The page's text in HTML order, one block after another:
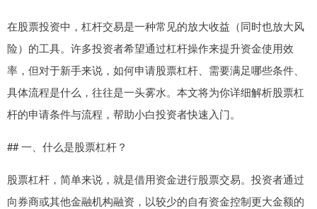
在股票投资中，杠杆交易是一种常见的放大收益（同时也放大风
险）的工具。许多投资者希望通过杠杆操作来提升资金使用效
率，但对于新手来说，如何申请股票杠杆、需要满足哪些条件、
具体流程是什么，往往是一头雾水。本文将为你详细解析股票杠
杆的申请条件与流程，帮助小白投资者快速入门。
## 一、什么是股票杠杆？
股票杠杆，简单来说，就是借用资金进行股票交易。投资者通过
向券商或其他金融机构融资，以较少的自有资金控制更大金额的